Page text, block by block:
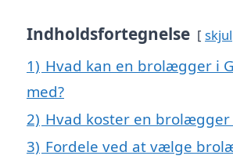
Indholdsfortegnelse skjul
1) Hvad kan en brolægger i
med?
2) Hvad koster en brolægger
3) Fordele ved at vælge